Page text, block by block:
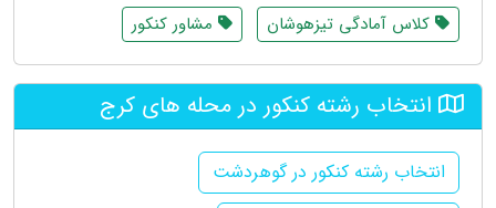
کلاس آمادگی تیزهوشان
مشاور کنکور
انتخاب رشته کنکور در محله های کرج
انتخاب رشته کنکور در گوهردشت